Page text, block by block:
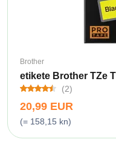
Brother
etikete Brother TZe
(2)
20,99 EUR
(= 158,15 kn)